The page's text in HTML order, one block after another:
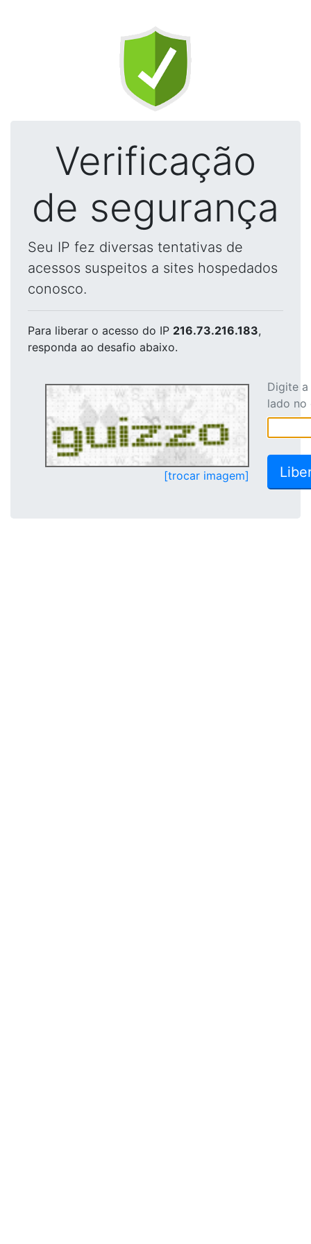
Verificação
de segurança
Seu IP fez diversas tentativas de
acessos suspeitos a sites hospedados
conosco.
Para liberar o acesso do IP 216.73.216.183,
responda ao desafio abaixo.
[trocar imagem]
Digite
lado no